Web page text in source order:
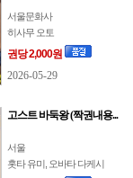
서울문화사
히사무 오토
권당 2,000원
2026-05-29
고스트 바둑왕 (짝권내용...
서울
홋타 유미, 오바타 다케시